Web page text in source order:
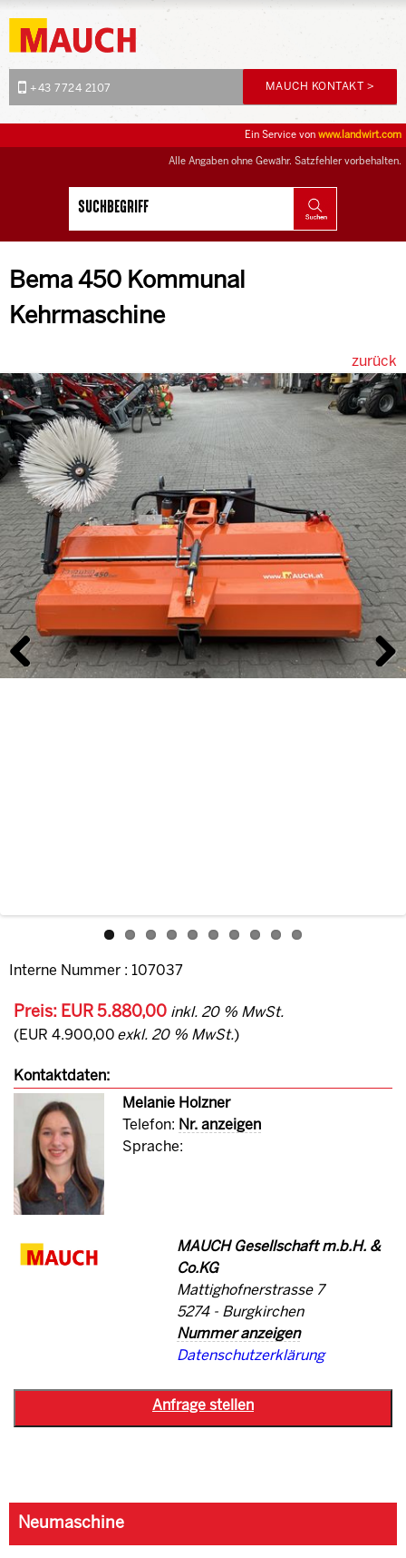
+43 7724 2107 MAUCH KONTAKT >
Alle Angaben ohne Gewähr. Satzfehler vorbehalten.
Ein Service von www.landwirt.com
Bema 450 Kommunal
Kehrmaschine
zurück
Interne Nummer : 107037
Preis: EUR 5.880,00 inkl. 20 % MwSt.
(EUR 4.900,00 exkl. 20 % MwSt.)
Kontaktdaten:
Melanie Holzner
Telefon: Nr. anzeigen
Sprache:
MAUCH Gesellschaft m.b.H. &
Co.KG
Mattighofnerstrasse 7
5274 - Burgkirchen
Nummer anzeigen
Datenschutzerklärung
Neumaschine